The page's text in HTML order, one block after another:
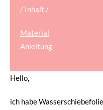
/ Inhalt /
Material
Anleitung
Hello,
ich habe